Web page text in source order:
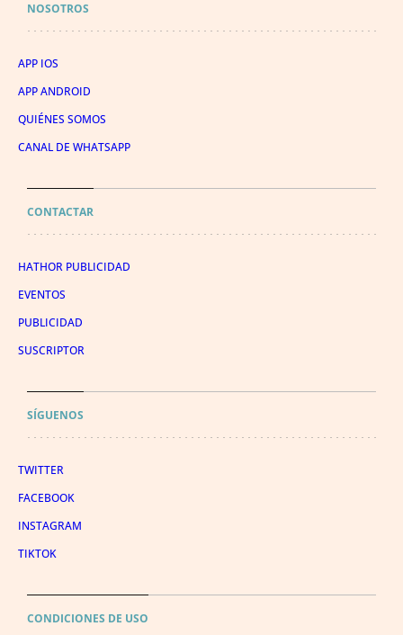
NOSOTROS
APP IOS
APP ANDROID
QUIÉNES SOMOS
CANAL DE WHATSAPP
CONTACTAR
HATHOR PUBLICIDAD
EVENTOS
PUBLICIDAD
SUSCRIPTOR
SÍGUENOS
TWITTER
FACEBOOK
INSTAGRAM
TIKTOK
CONDICIONES DE USO